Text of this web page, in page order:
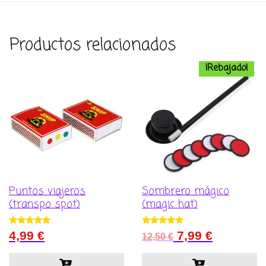
Productos relacionados
Puntos viajeros
(transpo spot)
Valorado con
5.00
4,99 €
¡Rebajado!
Sombrero mágico
(magic hat)
Valorado con
5.00
12,50€ El
original
7,99 €El